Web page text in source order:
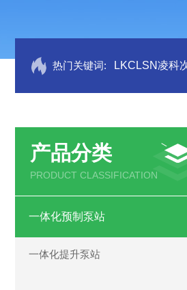
热门关键词: LKCLSN凌科
产品分类
PRODUCT CLASSIFICATION
一体化预制泵站
一体化提升泵站